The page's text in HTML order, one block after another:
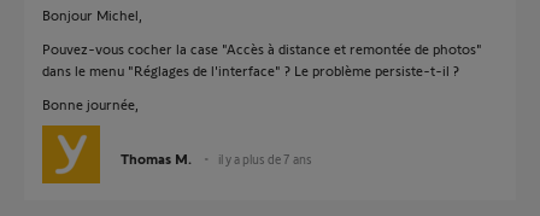
Bonjour Michel,
Pouvez-vous cocher la case "Accès à distance et remontée de photos"
dans le menu "Réglages de l'interface" ? Le problème persiste-t-il ?
Bonne journée,
Thomas M. il y a plus de 7 ans